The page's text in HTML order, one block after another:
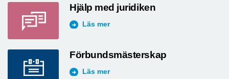
Hjälp med juridiken
Läs mer
Förbundsmästerskap
Läs mer